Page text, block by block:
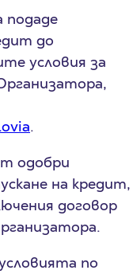
подаде
до
условия за
.
одобри
на кредит,
договор
по